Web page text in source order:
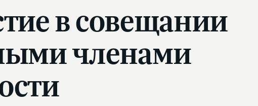
в совещании
членами